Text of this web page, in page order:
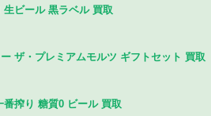
生ビール 黒ラベル 買取
ザ・プレミアムモルツ ギフトセット 買取
番搾り 糖質0 ビール 買取